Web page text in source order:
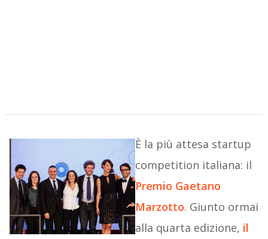
È la più attesa startup
competition italiana: il
Premio Gaetano
Marzotto. Giunto ormai
alla quarta edizione, il